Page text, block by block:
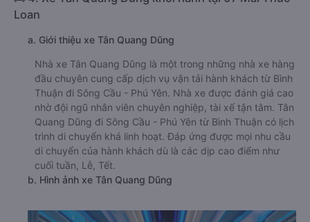
Số điện thoại đặt mua vé xe Bình Thuận Sông Cầu -
🚌 4. Xe Tân Quang Dũng khởi hành tại 07 Mai Thúc
Loan
a. Giới thiệu xe Tân Quang Dũng
Nhà xe Tân Quang Dũng là một trong những nhà xe hàng
đầu chuyên cung cấp dịch vụ vận tải hành khách từ Bình
Thuận đi Sông Cầu - Phú Yên. Nhà xe được đánh giá cao
nhờ đội ngũ nhân viên chuyên nghiệp, tài xế tận tâm. Tân
Quang Dũng đi Sông Cầu - Phú Yên từ Bình Thuận có lịch
trình di chuyển khá linh hoạt. Đáp ứng được mọi nhu cầu
cuối tuần, Lễ, Tết.